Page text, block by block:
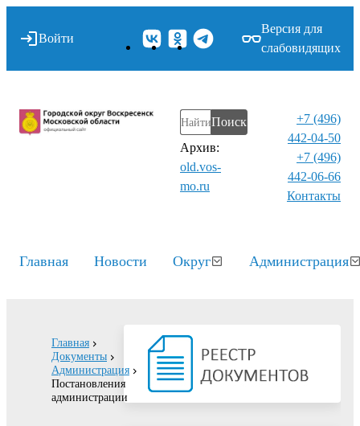
Войти
Версия для
слабовидящих
Поиск
Архив:
old.vos-
mo.ru
+7 (496)
442-04-50
+7 (496)
442-06-66
Контакты⁠
Главная Новости Округ Администрация
Главная
Документы
Администрация
Постановления
администрации